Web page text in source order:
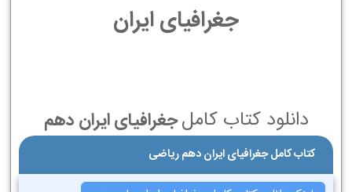
جغرافیای ایران
دانلود کتاب کاملجغرافیای ایران دهم
کتاب کامل جغرافیای ایران دهم ریاضی